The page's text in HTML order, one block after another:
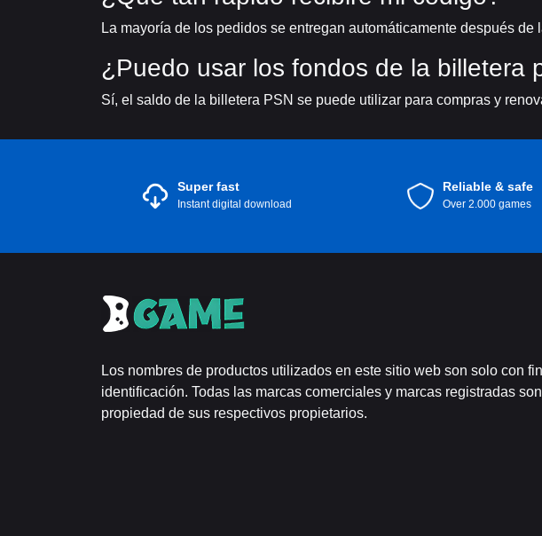
La mayoría de los pedidos se entregan automáticamente después de
¿Puedo usar los fondos de la billetera
Sí, el saldo de la billetera PSN se puede utilizar para compras y
Super fast
Instant digital download
Reliable & safe
Over 2.000 games
Los nombres de productos utilizados en este sitio web son solo con
identificación. Todas las marcas comerciales y marcas registradas son
propiedad de sus respectivos propietarios.